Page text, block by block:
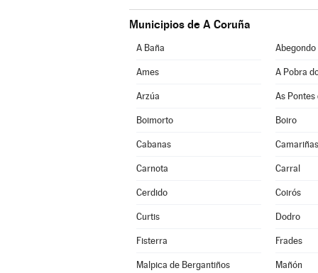
Municipios de A Coruña
A Baña Abegondo
Ames A Pobra
Arzúa As Pontes
Boimorto Boiro
Cabanas Camariñas
Carnota Carral
Cerdido Coirós
Curtis Dodro
Fisterra Frades
Malpica de Bergantiños Mañón